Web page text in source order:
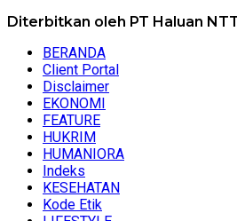
Diterbitkan oleh PT Haluan
BERANDA
Client Portal
Disclaimer
EKONOMI
FEATURE
HUKRIM
HUMANIORA
Indeks
KESEHATAN
Kode Etik